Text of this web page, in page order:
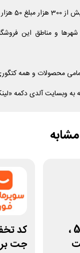
تومان کم میکند
شهرها و مناطق این
محصولات و همه
وبسایت آلدی دکمه
پلی استیشن 5 ،
کد
جت